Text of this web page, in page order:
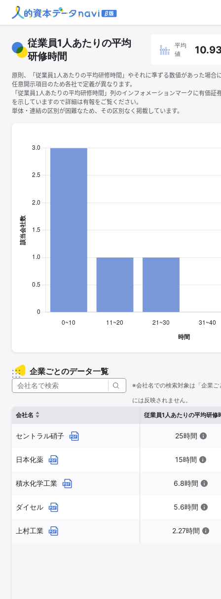
従業員1人あたりの平均
研修時間
平均
値
原則、「従業員1人あたりの平均研修時間」やそれに準ずる数値があった場合
任意開示項目のため各社で定義が異なります。
「従業員1人あたりの平均研修時間」列のインフォメーションマークに有価証
を示していますので詳細は有報をご覧ください。
単体・連結の区別が困難なため、その区別なく掲載しています。
企業ごとのデータ一覧
※会社名での検索対象は「企業
には反映されません。
会社名
従業員1人あたりの平均研修
セントラル硝子 25時間
日本化薬 15時間
積水化学工業 6.8時間
ダイセル 5.6時間
上村工業 2.27時間